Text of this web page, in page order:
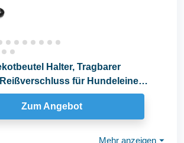
Halter, Tragbarer
für Hundeleine
Zum Angebot
Mehr anzeigen ⏷